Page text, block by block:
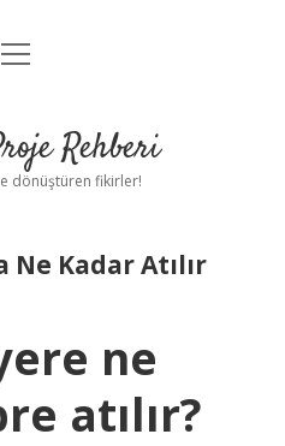
Uyarı
menüyü
Rehberi
dönüştüren fikirler!
Ne Kadar Atılır
ne
atılır?